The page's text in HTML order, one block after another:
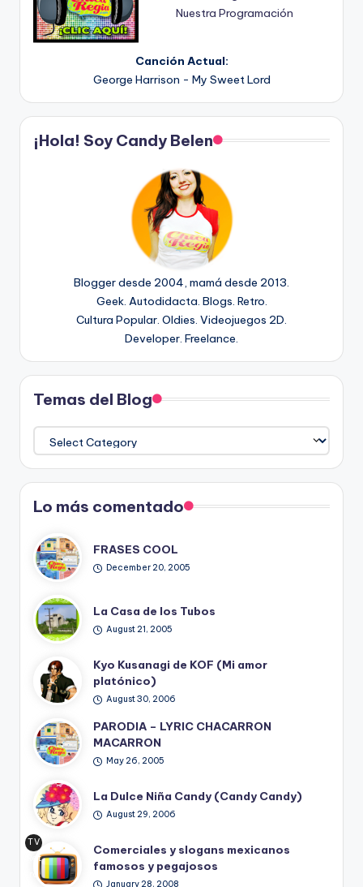
Nuestra Programación
Canción Actual:
George Harrison - My Sweet Lord
¡Hola! Soy Candy Belen
Blogger desde 2004, mamá desde 2013.
Geek. Autodidacta. Blogs. Retro.
Cultura Popular. Oldies. Videojuegos 2D.
Developer. Freelance.
Temas del Blog
del
Blog
Lo más comentado
FRASES COOL
December 20, 2005
La Casa de los Tubos
August 21, 2005
Kyo Kusanagi de KOF (Mi amor
platónico)
August 30, 2006
PARODIA – LYRIC CHACARRON
MACARRON
May 26, 2005
La Dulce Niña Candy (Candy Candy)
August 29, 2006
TV
Ret
ro
Comerciales y slogans mexicanos
famosos y pegajosos
January 28, 2008